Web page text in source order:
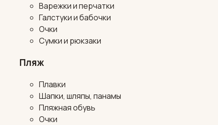
Варежки и перчатки
Галстуки и бабочки
Очки
Сумки и рюкзаки
Пляж
Плавки
Шапки, шляпы, панамы
Пляжная обувь
Очки